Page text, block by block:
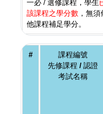
一必 / 選修課程，學生
該課程之學分數 ，無
他課程補足學分。
#
課程編號
先修課程 / 認證
考試名稱